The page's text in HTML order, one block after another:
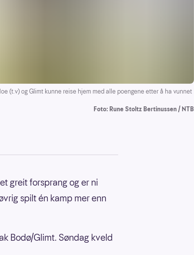
(t.v) og Glimt kunne reise hjem med alle poengene etter å ha vunnet
Foto: Rune Stoltz Bertinussen / NTB
greit forsprang og er ni
spilt én kamp mer enn
Bodø/Glimt. Søndag kveld